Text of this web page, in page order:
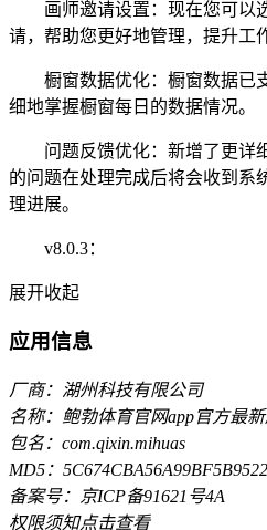
画师邀请设置：现在您可以
请，帮助您更好地管理，提升工
橱窗数据优化：橱窗数据已
细地掌握橱窗每日的数据情况。
问题反馈优化：新增了更详
的问题在处理完成后将会收到系
理进展。
v8.0.3：
展开收起
应用信息
厂商：湖州科技有限公司
名称：鲍勃体育官网app官方最
包名：com.qixin.mihuas
MD5：
备案号：京ICP备91621号4A
权限须知点击查看